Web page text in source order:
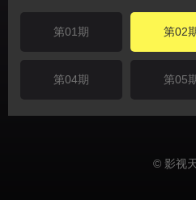
第01期 第02
第04期 第05
© 影视